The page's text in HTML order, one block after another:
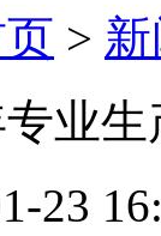
>
业
23